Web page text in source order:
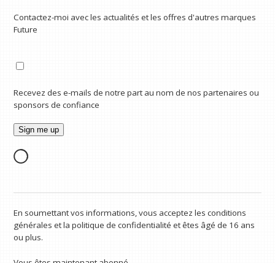
Contactez-moi avec les actualités et les offres d'autres marques
Future
Recevez des e-mails de notre part au nom de nos partenaires ou
sponsors de confiance
En soumettant vos informations, vous acceptez les conditions
générales et la politique de confidentialité et êtes âgé de 16 ans
ou plus.